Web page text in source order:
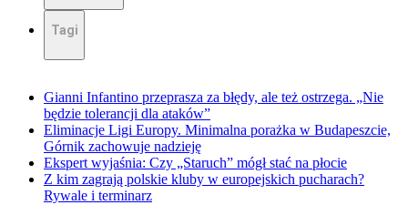
Tagi
Gianni Infantino przeprasza za błędy, ale też ostrzega. „Nie
będzie tolerancji dla ataków”
Eliminacje Ligi Europy. Minimalna porażka w Budapeszcie,
Górnik zachowuje nadzieję
Ekspert wyjaśnia: Czy „Staruch” mógł stać na płocie
Z kim zagrają polskie kluby w europejskich pucharach?
Rywale i terminarz